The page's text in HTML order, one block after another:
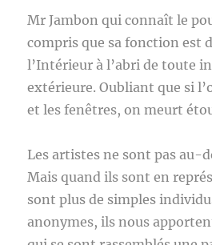
Mr Jambon qui connaît le
compris que sa fonction est
l’Intérieur à l’abri de toute
extérieure. Oubliant que si
et les fenêtres, on meurt
Les artistes ne sont pas au-
Mais quand ils sont en
sont plus de simples
anonymes, ils nous